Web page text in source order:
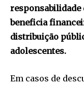
responsabilidade
beneficia
distribuição
adolescentes.
Em casos de